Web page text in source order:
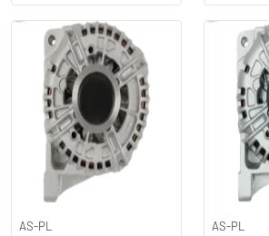
AS-PL AS-PL